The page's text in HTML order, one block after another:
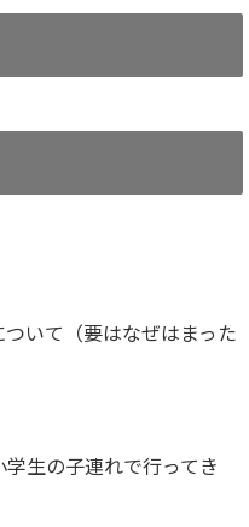
いて（要はなぜはまった
生の子連れで行ってき